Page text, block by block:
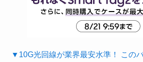
▼10G光回線が業界最安水準！ この